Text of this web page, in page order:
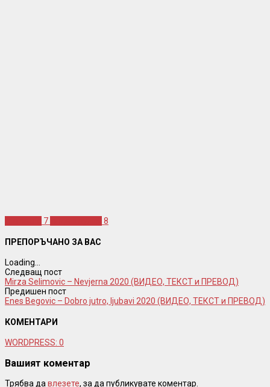
7 8
ПРЕПОРЪЧАНО ЗА ВАС
Loading...
Следващ пост
Mirza Selimovic – Nevjerna 2020 (ВИДЕО, ТЕКСТ и ПРЕВОД)
Предишен пост
Enes Begovic – Dobro jutro, ljubavi 2020 (ВИДЕО, ТЕКСТ и ПРЕВОД)
КОМЕНТАРИ
WORDPRESS: 0
Вашият коментар
Трябва давлезете, за да публикувате коментар.